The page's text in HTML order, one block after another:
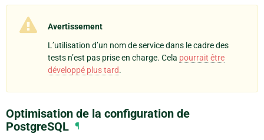
Avertissement
L’utilisation d’un nom de service dans le cadre des
tests n’est pas prise en charge. Cela pourrait être
développé plus tard.
Optimisation de la configuration de
PostgreSQL ¶